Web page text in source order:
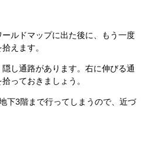
ルドマップに出た後に、もう一度
えます。
し通路があります。右に伸びる通
っておきましょう。
下3階まで行ってしまうので、近づ